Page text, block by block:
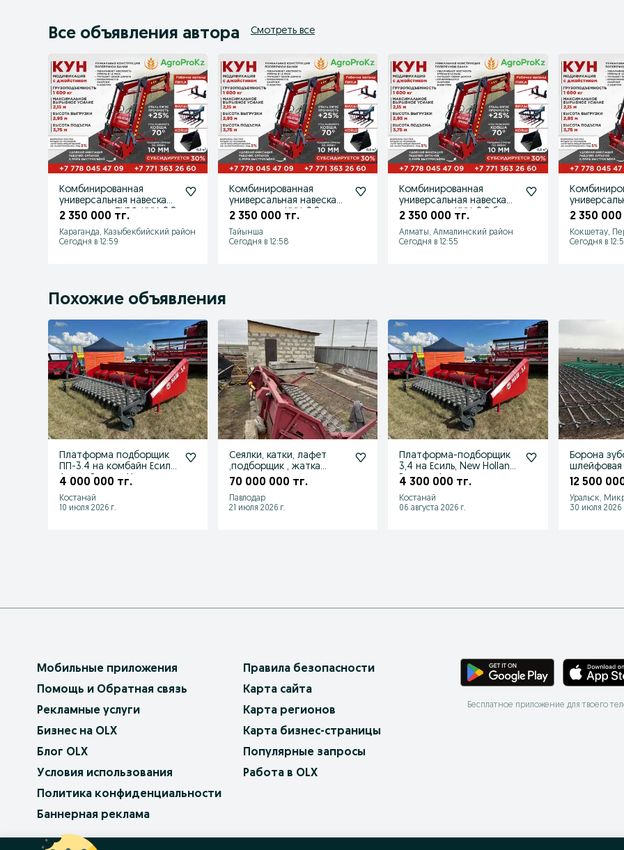
Все объявления автора Смотреть все
Комбинированная
универсальная навеска
на трактор ТУРС ,КУН-0.8
2 350 000 тг.
Караганда, Казыбекбийский район
Сегодня в 12:59
Комбинированная
универсальная навеска
на трактор КУН-0.8 ,
2 350 000 тг.
Тайынша
Сегодня в 12:58
Комбинированная
универсальная навеска
на трактор КУН-0.8 без
2 350 000 тг.
Алматы, Алмалинский район
Сегодня в 12:55
на трактор
2 350 000
Кокшетау,
Сегодня в
Похожие объявления
Платформа подборщик
ПП-3.4 на комбайн Есиль
Акрос Вектор Нью
4 000 000 тг.
Костанай
10 июля 2026 г.
Сеялки, катки, лафет
,подборщик , жатка
зерновая
70 000 000 тг.
Павлодар
21 июля 2026 г.
Платформа-подборщик
3,4 на Есиль, New Holland,
Вектор, Акрос
4 300 000 тг.
Костанай
06 августа 2026 г.
Борона
шлейфовая
12 500
Уральск,
30 июля 2026
Мобильные приложения
Помощь и Обратная связь
Рекламные услуги
Бизнес на OLX
Блог OLX
Условия использования
Политика конфиденциальности
Баннерная реклама
Правила безопасности
Карта сайта
Карта регионов
Карта бизнес-страницы
Популярные запросы
Работа в OLX
Бесплатное приложение для твоего